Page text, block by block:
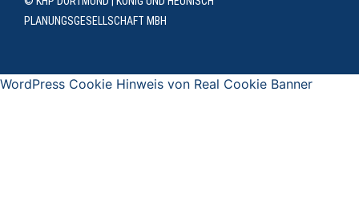
PLANUNGSGESELLSCHAFT MBH
WordPress Cookie Hinweis von Real Cookie Banner